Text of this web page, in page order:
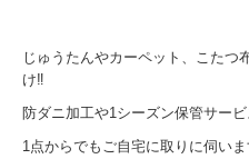
じゅうたんやカーペット、こたつ
け‼
防ダニ加工や1シーズン保管サービ
1点からでもご自宅に取りに伺い